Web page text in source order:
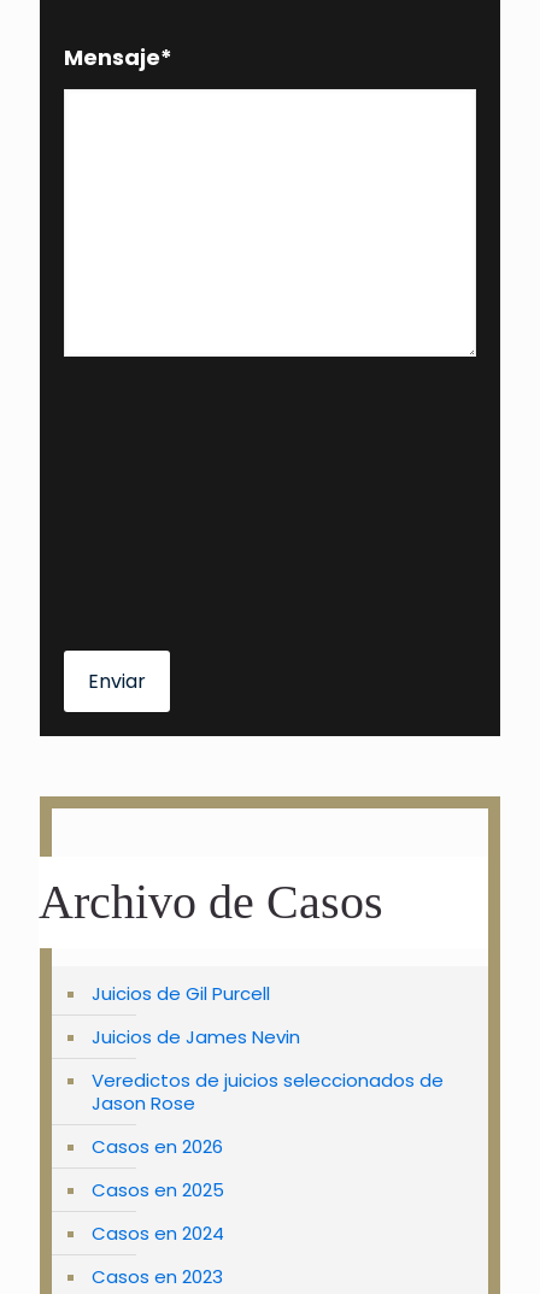
Mensaje*
Enviar
Archivo de Casos
Juicios de Gil Purcell
Juicios de James Nevin
Veredictos de juicios seleccionados de
Jason Rose
Casos en 2026
Casos en 2025
Casos en 2024
Casos en 2023